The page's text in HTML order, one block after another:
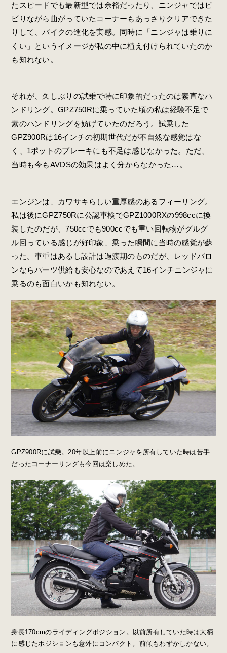
たスピードでも最新型では余裕だったり、ニンジャではビ
ビりながら曲がっていたコーナーもあっさりクリアできた
りして、バイクの進化を実感。同時に「ニンジャは乗りに
くい」というイメージが私の中に植え付けられていたのか
も知れない。
それが、久しぶりの試乗で特に印象的だったのは素直なハ
ンドリング。GPZ750Rに乗っていた頃の私は経験不足で
素のハンドリングを妨げていたのだろう。試乗した
GPZ900Rは16インチの初期世代だが不自然な感覚はな
く、1ポットのブレーキにも不足は感じなかった。ただ、
当時も今もAVDSの効果はよく分からなかった…。
エンジンは、カワサキらしい重厚感のあるフィーリング。
私は後にGPZ750Rに公認車検でGPZ1000RXの998ccに換
装したのだが、750ccでも900ccでも重い回転物がグルグ
ル回っている感じが好印象、乗った瞬間に当時の感覚が蘇
った。車重はあるし設計は過渡期のものだが、レッドバロ
ンならパーツ供給も安心なのであえて16インチニンジャに
乗るのも面白いかも知れない。
GPZ900Rに試乗。20年以上前にニンジャを所有していた時は苦手
だったコーナーリングも今回は楽しめた。
身長170cmのライディングポジション。以前所有していた時は大柄
に感じたポジションも意外にコンパクト。前傾もわずかしかない。